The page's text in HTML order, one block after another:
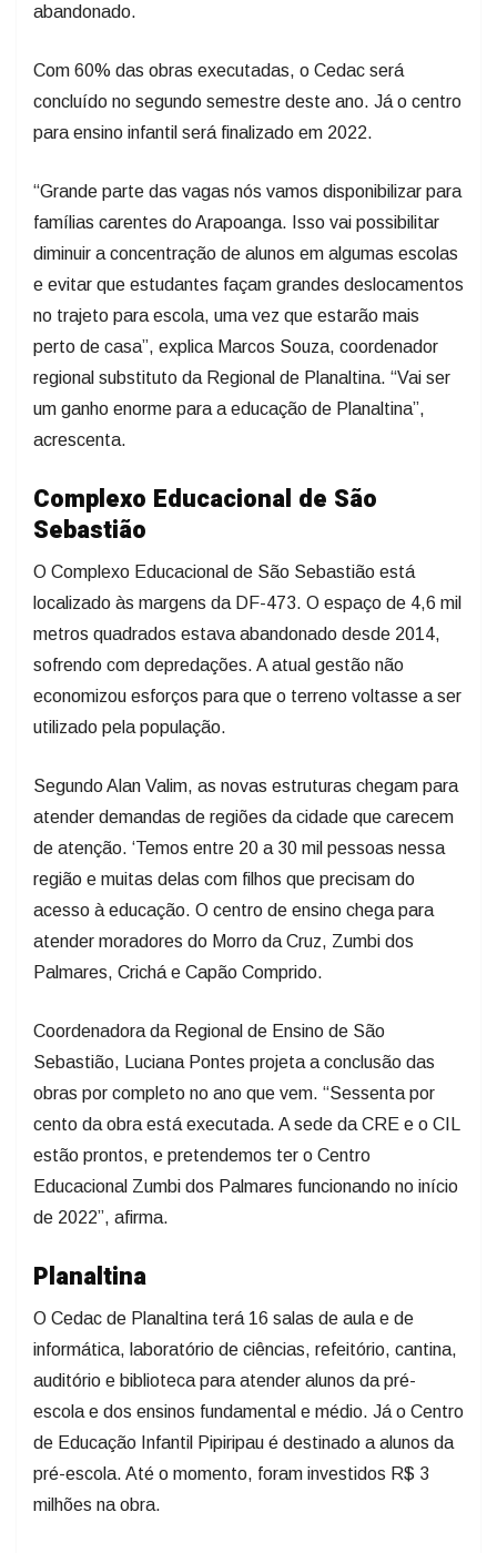
abandonado.
Com 60% das obras executadas, o Cedac será
concluído no segundo semestre deste ano. Já o centro
para ensino infantil será finalizado em 2022.
“Grande parte das vagas nós vamos disponibilizar para
famílias carentes do Arapoanga. Isso vai possibilitar
diminuir a concentração de alunos em algumas escolas
e evitar que estudantes façam grandes deslocamentos
no trajeto para escola, uma vez que estarão mais
perto de casa”, explica Marcos Souza, coordenador
regional substituto da Regional de Planaltina. “Vai ser
um ganho enorme para a educação de Planaltina”,
acrescenta.
Complexo Educacional de São
Sebastião
O Complexo Educacional de São Sebastião está
localizado às margens da DF-473. O espaço de 4,6 mil
metros quadrados estava abandonado desde 2014,
sofrendo com depredações. A atual gestão não
economizou esforços para que o terreno voltasse a ser
utilizado pela população.
Segundo Alan Valim, as novas estruturas chegam para
atender demandas de regiões da cidade que carecem
de atenção. ‘Temos entre 20 a 30 mil pessoas nessa
região e muitas delas com filhos que precisam do
acesso à educação. O centro de ensino chega para
atender moradores do Morro da Cruz, Zumbi dos
Palmares, Crichá e Capão Comprido.
Coordenadora da Regional de Ensino de São
Sebastião, Luciana Pontes projeta a conclusão das
obras por completo no ano que vem. “Sessenta por
cento da obra está executada. A sede da CRE e o CIL
estão prontos, e pretendemos ter o Centro
Educacional Zumbi dos Palmares funcionando no início
de 2022”, afirma.
Planaltina
O Cedac de Planaltina terá 16 salas de aula e de
informática, laboratório de ciências, refeitório, cantina,
auditório e biblioteca para atender alunos da pré-
escola e dos ensinos fundamental e médio. Já o Centro
de Educação Infantil Pipiripau é destinado a alunos da
pré-escola. Até o momento, foram investidos R$ 3
milhões na obra.